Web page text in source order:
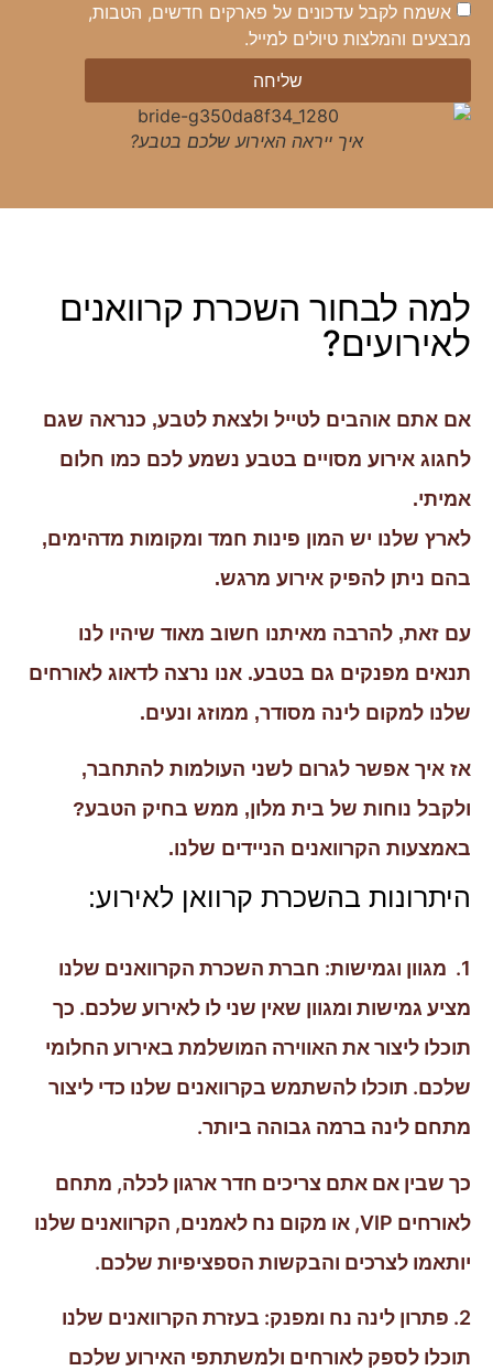
אשמח לקבל עדכונים על פארקים חדשים, הטבות,
מבצעים והמלצות טיולים למייל.
שליחה
איך ייראה האירוע שלכם בטבע?
למה לבחור השכרת קרוואנים
לאירועים?
אם אתם אוהבים לטייל ולצאת לטבע, כנראה שגם
לחגוג אירוע מסויים בטבע נשמע לכם כמו חלום
אמיתי.
לארץ שלנו יש המון פינות חמד ומקומות מדהימים,
בהם ניתן להפיק אירוע מרגש.
עם זאת, להרבה מאיתנו חשוב מאוד שיהיו לנו
תנאים מפנקים גם בטבע. אנו נרצה לדאוג לאורחים
שלנו למקום לינה מסודר, ממוזג ונעים.
אז איך אפשר לגרום לשני העולמות להתחבר,
ולקבל נוחות של בית מלון, ממש בחיק הטבע?
באמצעות הקרוואנים הניידים שלנו.
היתרונות בהשכרת קרוואן לאירוע:
1. מגוון וגמישות: חברת השכרת הקרוואנים שלנו
מציע גמישות ומגוון שאין שני לו לאירוע שלכם. כך
תוכלו ליצור את האווירה המושלמת באירוע החלומי
שלכם. תוכלו להשתמש בקרוואנים שלנו כדי ליצור
מתחם לינה ברמה גבוהה ביותר.
כך שבין אם אתם צריכים חדר ארגון לכלה, מתחם
לאורחים VIP, או מקום נח לאמנים, הקרוואנים שלנו
יותאמו לצרכים והבקשות הספציפיות שלכם.
2. פתרון לינה נח ומפנק: בעזרת הקרוואנים שלנו
תוכלו לספק לאורחים ולמשתתפי האירוע שלכם